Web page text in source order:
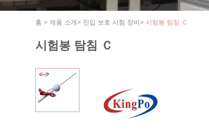
홈 > 제품 소개> 진입 보호 시험 장비> 시험봉 탐침 Ｃ
시험봉 탐침 Ｃ